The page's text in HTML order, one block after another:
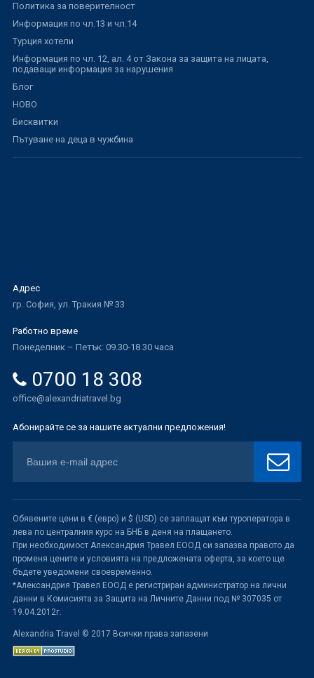
Политика за поверителност
Информация по чл.13 и чл.14
Турция хотели
Информация по чл. 12, ал. 4 от Закона за защита на лицата,
подаващи информация за нарушения
Блог
НОВО
Бисквитки
Пътуване на деца в чужбина
Адрес
гр. София, ул. Тракия № 33
Работно време
Понеделник – Петък: 09.30-18.30 часа
0700 18 308
office@alexandriatravel.bg
Абонирайте се за нашите актуални предложения!
Обявените цени в € (евро) и $ (USD) се заплащат към туроператора в
лева по централния курс на БНБ в деня на плащането.
При необходимост Александрия Травел ЕООД си запазва правото да
променя цените и условията на предложената оферта, за което ще
бъдете уведомени своевременно.
*Александрия Травел ЕООД е регистриран администратор на лични
данни в Комисията за Защита на Личните Данни под № 307035 от
19.04.2012г.
Alexandria Travel © 2017 Всички права запазени